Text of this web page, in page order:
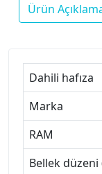
Ürün
Dahili hafıza
Marka
RAM
Bellek